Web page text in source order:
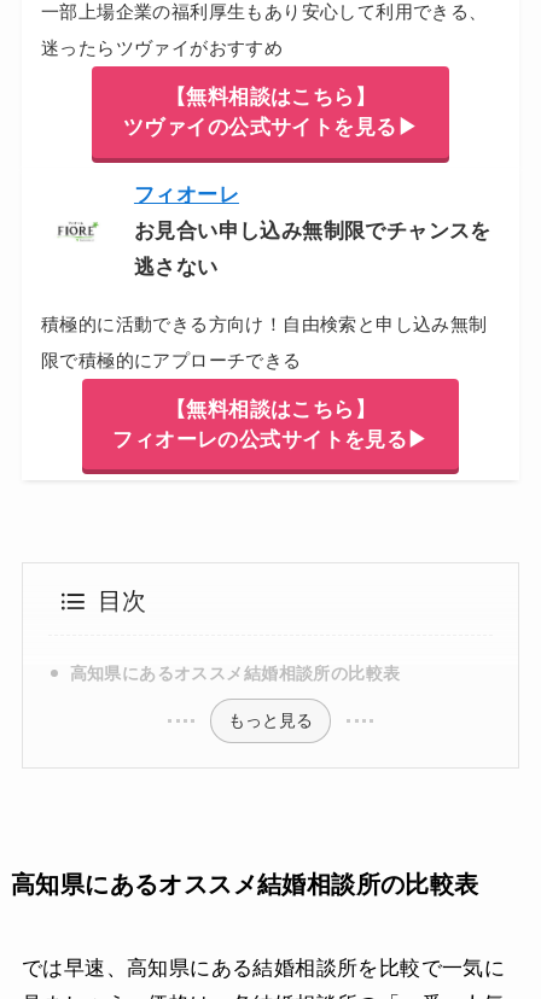
一部上場企業の福利厚生もあり安心して利用できる、
迷ったらツヴァイがおすすめ
【無料相談はこちら】
ツヴァイの公式サイトを見る▶
フィオーレ
お見合い申し込み無制限でチャンスを
逃さない
積極的に活動できる方向け！自由検索と申し込み無制
限で積極的にアプローチできる
【無料相談はこちら】
フィオーレの公式サイトを見る▶
目次
高知県にあるオススメ結婚相談所の比較表
もっと見る
高知県にあるオススメ結婚相談所の比較表
では早速、高知県にある結婚相談所を比較で一気に